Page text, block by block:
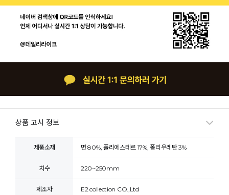
상품 고시 정보
제품소재 면 80%, 폴리에스테르 17%, 폴리우레탄 3%
치수 220~250mm
제조자 E2 collection CO.,Ltd